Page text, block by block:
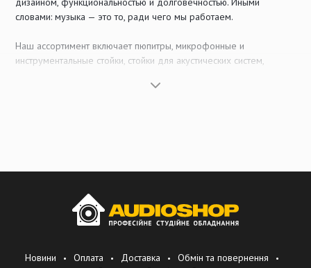
словами: музыка — это то, ради чего мы работаем.
Наш ассортимент включает пюпитры, микрофонные и
инструментальные стойки, стойки для акустических систем,
светового, звукового и студийного оборудования. Мы открыты
От Вертхайма к мировому рынку — такова наша философия: в
соответствии с нашими стандартами качества практически все
металлические и пластиковые компоненты нашей продукции
подход и качественную продукцию, но и как обучение, развитие
Новини Оплата Доставка
Обмін та повернення